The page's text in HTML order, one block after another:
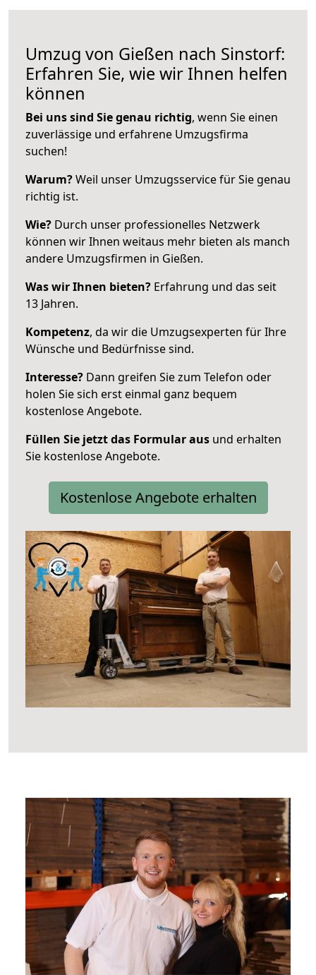
Umzug von Gießen nach Sinstorf:
Erfahren Sie, wie wir Ihnen helfen
können
Bei uns sind Sie genau richtig, wenn Sie einen
zuverlässige und erfahrene Umzugsfirma
suchen!
Warum?Weil unser Umzugsservice für Sie genau
richtig ist.
Wie? Durch unser professionelles Netzwerk
können wir Ihnen weitaus mehr bieten als manch
andere Umzugsfirmen in Gießen.
Was wir Ihnen bieten? Erfahrung und das seit
13 Jahren.
Kompetenz, da wir die Umzugsexperten für Ihre
Wünsche und Bedürfnisse sind.
Interesse? Dann greifen Sie zum Telefon oder
holen Sie sich erst einmal ganz bequem
kostenlose Angebote.
Füllen Sie jetzt das Formular aus und erhalten
Sie kostenlose Angebote.
Kostenlose Angebote erhalten